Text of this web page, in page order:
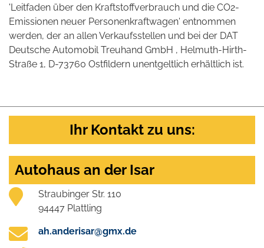
'Leitfaden über den Kraftstoffverbrauch und die CO2-
Emissionen neuer Personenkraftwagen' entnommen
werden, der an allen Verkaufsstellen und bei der DAT
Deutsche Automobil Treuhand GmbH , Helmuth-Hirth-
Straße 1, D-73760 Ostfildern unentgeltlich erhältlich ist.
Ihr Kontakt zu uns:
Autohaus an der Isar
Straubinger Str. 110
94447 Plattling
ah.anderisar@gmx.de